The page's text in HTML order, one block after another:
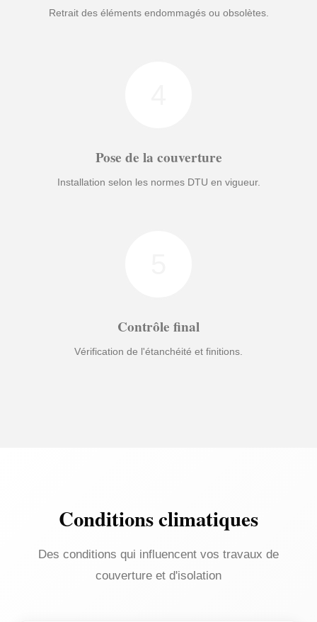
Retrait des éléments endommagés ou obsolètes.
Pose de la couverture
Installation selon les normes DTU en vigueur.
Contrôle final
Vérification de l'étanchéité et finitions.
Conditions climatiques
Des conditions qui influencent vos travaux de
couverture et d'isolation